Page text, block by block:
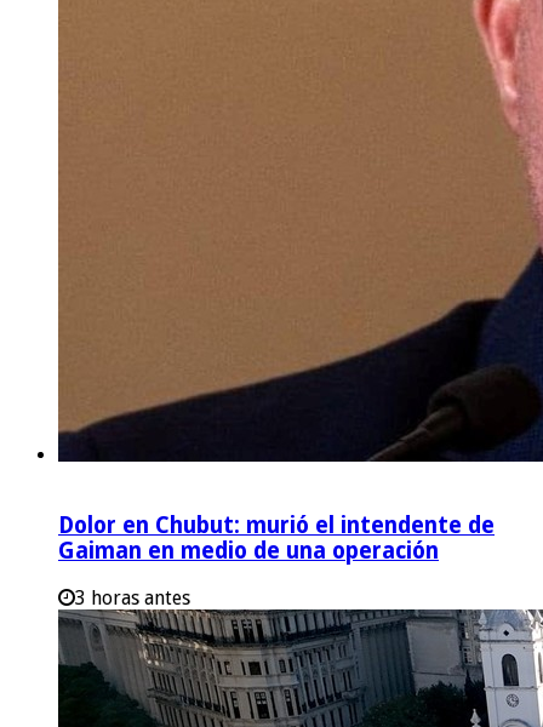
Dolor en Chubut: murió el intendente de
Gaiman en medio de una operación
3 horas antes